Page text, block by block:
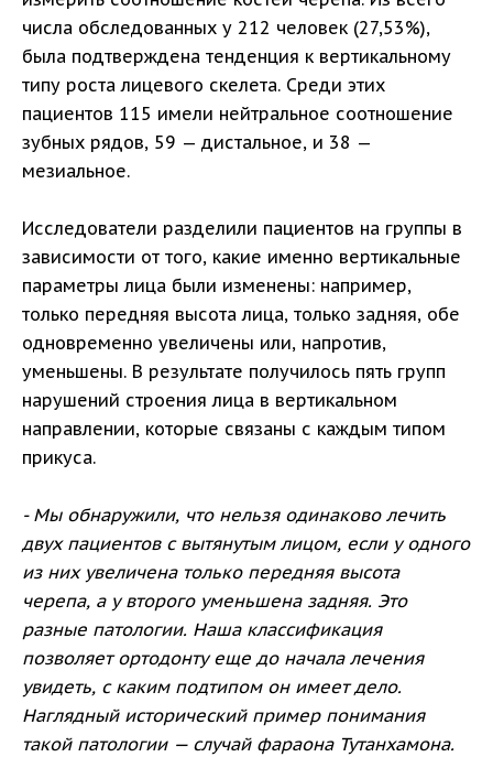
числа обследованных у 212 человек (27,53%),
была подтверждена тенденция к вертикальному
типу роста лицевого скелета. Среди этих
пациентов 115 имели нейтральное соотношение
зубных рядов, 59 — дистальное, и 38 —
мезиальное.
Исследователи разделили пациентов на группы в
зависимости от того, какие именно вертикальные
параметры лица были изменены: например,
только передняя высота лица, только задняя, обе
одновременно увеличены или, напротив,
уменьшены. В результате получилось пять групп
нарушений строения лица в вертикальном
направлении, которые связаны с каждым типом
прикуса.
- Мы обнаружили, что нельзя одинаково лечить
двух пациентов с вытянутым лицом, если у одного
из них увеличена только передняя высота
черепа, а у второго уменьшена задняя. Это
разные патологии. Наша классификация
позволяет ортодонту еще до начала лечения
увидеть, с каким подтипом он имеет дело.
Наглядный исторический пример понимания
такой патологии — случай фараона Тутанхамона.